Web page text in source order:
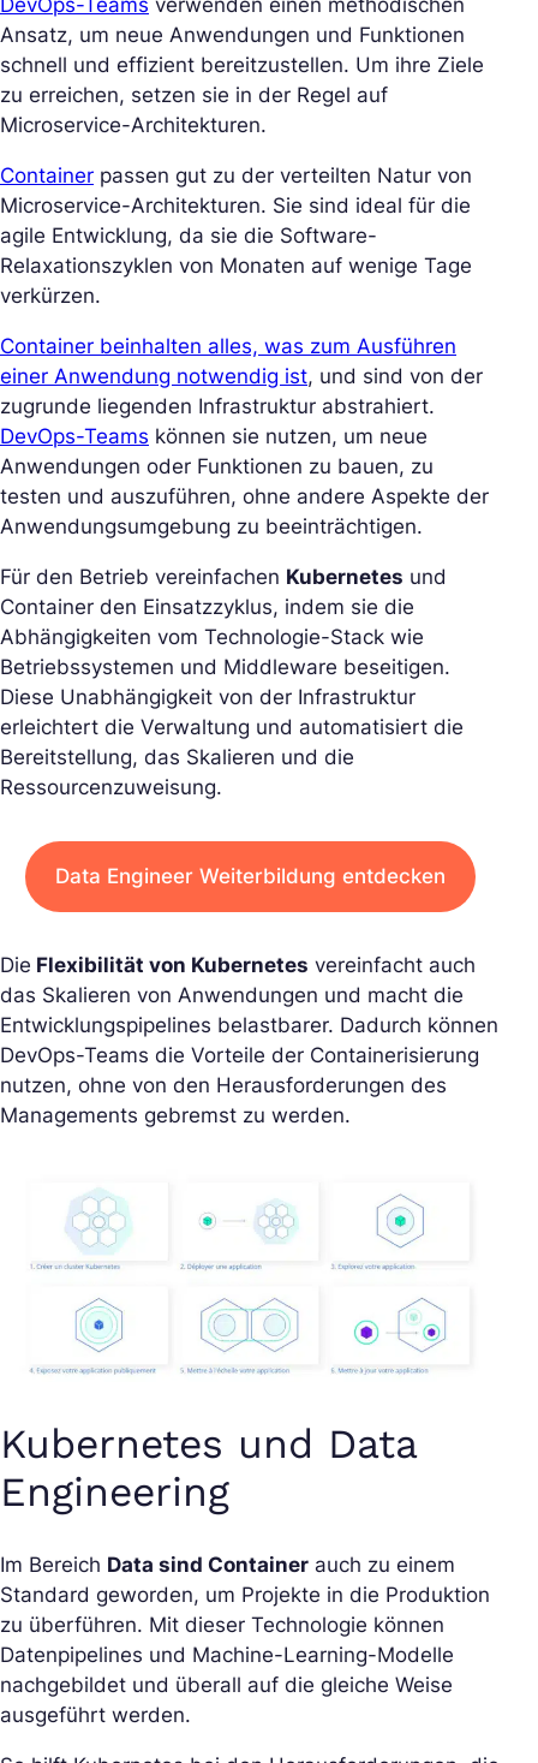
DevOps-Teams verwenden einen methodischen
Ansatz, um neue Anwendungen und Funktionen
schnell und effizient bereitzustellen. Um ihre Ziele
zu erreichen, setzen sie in der Regel auf
Microservice-Architekturen.
Container passen gut zu der verteilten Natur von
Microservice-Architekturen. Sie sind ideal für die
agile Entwicklung, da sie die Software-
Relaxationszyklen von Monaten auf wenige Tage
verkürzen.
Container beinhalten alles, was zum Ausführen
einer Anwendung notwendig ist, und sind von der
zugrunde liegenden Infrastruktur abstrahiert.
DevOps-Teams können sie nutzen, um neue
Anwendungen oder Funktionen zu bauen, zu
testen und auszuführen, ohne andere Aspekte der
Anwendungsumgebung zu beeinträchtigen.
Für den Betrieb vereinfachen Kubernetes und
Container den Einsatzzyklus, indem sie die
Abhängigkeiten vom Technologie-Stack wie
Betriebssystemen und Middleware beseitigen.
Diese Unabhängigkeit von der Infrastruktur
erleichtert die Verwaltung und automatisiert die
Bereitstellung, das Skalieren und die
Ressourcenzuweisung.
Data Engineer Weiterbildung entdecken
Die Flexibilität von Kubernetes vereinfacht auch
das Skalieren von Anwendungen und macht die
Entwicklungspipelines belastbarer. Dadurch können
DevOps-Teams die Vorteile der Containerisierung
nutzen, ohne von den Herausforderungen des
Managements gebremst zu werden.
Kubernetes und Data
Engineering
Im Bereich Data sind Container auch zu einem
Standard geworden, um Projekte in die Produktion
zu überführen. Mit dieser Technologie können
Datenpipelines und Machine-Learning-Modelle
nachgebildet und überall auf die gleiche Weise
ausgeführt werden.